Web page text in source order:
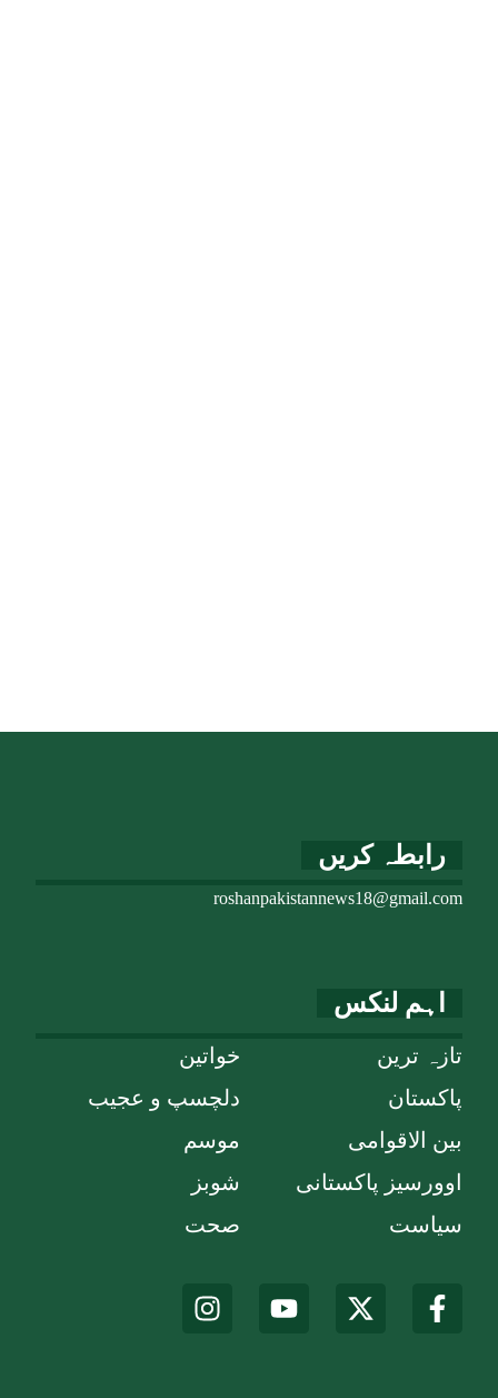
اہم لنکس
خواتین
دلچسپ و عجیب
موسم
شوبز
صحت
تازہ ترین
پاکستان
بین الاقوامی
اوورسیز پاکستانی
سیاست
رابطہ کریں
roshanpakistannews18@gmail.com